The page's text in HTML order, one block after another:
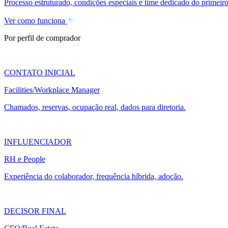
Processo estruturado, condições especiais e time dedicado do
Ver como funciona
Por perfil de comprador
CONTATO INICIAL
Facilities/Workplace Manager
Chamados, reservas, ocupação real, dados para diretoria.
INFLUENCIADOR
RH e People
Experiência do colaborador, frequência híbrida, adoção.
DECISOR FINAL